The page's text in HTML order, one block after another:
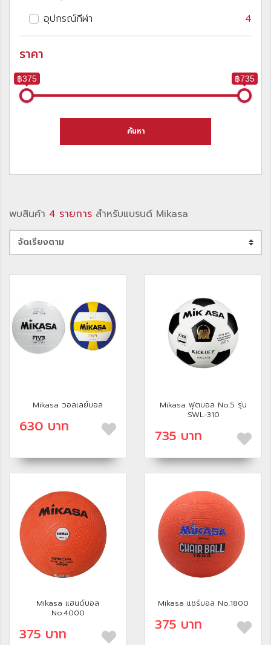
อุปกรณ์กีฬา 4
ราคา
฿375 ฿735
ค้นหา
พบสินค้า 4 รายการ สำหรับแบรนด์ Mikasa
Mikasa วอลเลย์บอล
630 บาท
Mikasa ฟุตบอล No.5 รุ่น
SWL-310
735 บาท
Mikasa แฮนด์บอล
No.4000
375 บาท
Mikasa แชร์บอล No.1800
375 บาท